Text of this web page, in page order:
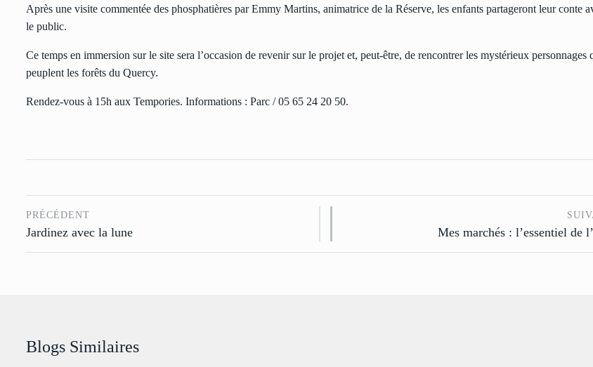
Après une visite commentée des phosphatières par Emmy Martins, animatrice de la Réserve, les enfants partageront leur conte
le public.
Ce temps en immersion sur le site sera l’occasion de revenir sur le projet et, peut-être, de rencontrer les mystérieux personnages
peuplent les forêts du Quercy.
Rendez-vous à 15h aux Tempories. Informations : Parc / 05 65 24 20 50.
PRÉCÉDENT
Jardinez avec la lune Mes marchés : l’essentiel de
Blogs Similaires